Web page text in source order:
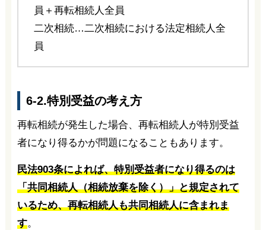
員＋再転相続人全員
二次相続…二次相続における法定相続人全
員
6-2.特別受益の考え方
再転相続が発生した場合、再転相続人が特別受益
者になり得るかが問題になることもあります。
民法903条によれば、特別受益者になり得るのは
「共同相続人（相続放棄を除く）」と規定されて
いるため、再転相続人も共同相続人に含まれま
す。